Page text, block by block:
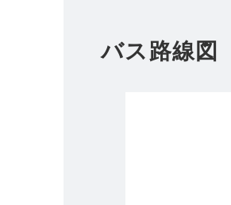
バス路線図